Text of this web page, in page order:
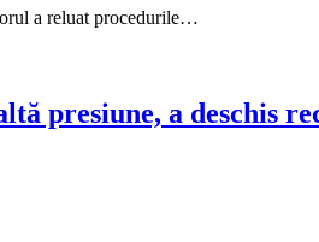
a reluat procedurile…
presiune, a deschis